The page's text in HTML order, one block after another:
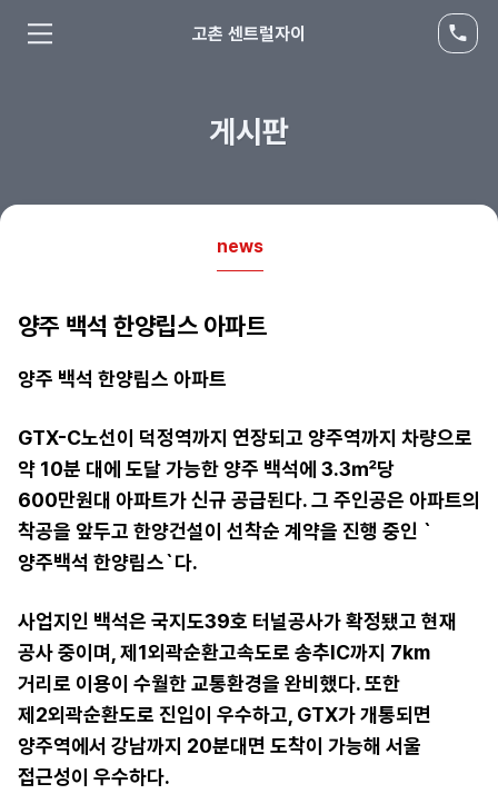
고촌 센트럴자이
게시판
news
양주 백석 한양립스 아파트
양주 백석 한양립스 아파트
GTX-C노선이 덕정역까지 연장되고 양주역까지 차량으로
약 10분 대에 도달 가능한 양주 백석에 3.3㎡당
600만원대 아파트가 신규 공급된다. 그 주인공은 아파트의
착공을 앞두고 한양건설이 선착순 계약을 진행 중인 `
양주백석 한양립스`다.
사업지인 백석은 국지도39호 터널공사가 확정됐고 현재
공사 중이며, 제1외곽순환고속도로 송추IC까지 7km
거리로 이용이 수월한 교통환경을 완비했다. 또한
제2외곽순환도로 진입이 우수하고, GTX가 개통되면
양주역에서 강남까지 20분대면 도착이 가능해 서울
접근성이 우수하다.